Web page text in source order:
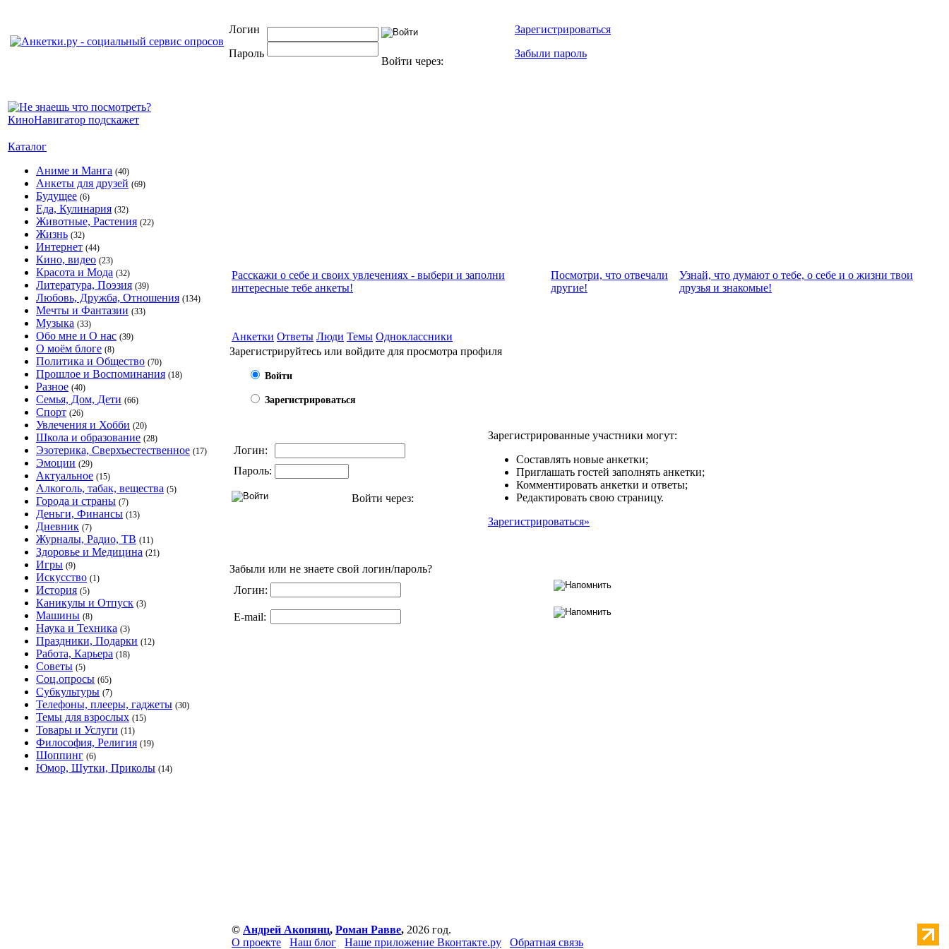
Логин
Пароль
Войти через:
Зарегистрироваться
Забыли пароль
Каталог
Аниме и Манга (40)
Анкеты для друзей (69)
Будущее (6)
Еда, Кулинария (32)
Животные, Растения (22)
Жизнь (32)
Интернет (44)
Кино, видео (23)
Красота и Мода (32)
Литература, Поэзия (39)
Любовь, Дружба, Отношения (134)
Мечты и Фантазии (33)
Музыка (33)
Обо мне и О нас (39)
О моём блоге (8)
Политика и Общество (70)
Прошлое и Воспоминания (18)
Разное (40)
Семья, Дом, Дети (66)
Спорт (26)
Увлечения и Хобби (20)
Школа и образование (28)
Эзотерика, Сверхъестественное (17)
Эмоции (29)
Актуальное (15)
Алкоголь, табак, вещества (5)
Города и страны (7)
Деньги, Финансы (13)
Дневник (7)
Журналы, Радио, ТВ (11)
Здоровье и Медицина (21)
Игры (9)
Искусство (1)
История (5)
Каникулы и Отпуск (3)
Машины (8)
Наука и Техника (3)
Праздники, Подарки (12)
Работа, Карьера (18)
Советы (5)
Соц.опросы (65)
Субкультуры (7)
Телефоны, плееры, гаджеты (30)
Темы для взрослых (15)
Товары и Услуги (11)
Философия, Религия (19)
Шоппинг (6)
Юмор, Шутки, Приколы (14)
Расскажи о себе и своих увлечениях - выбери и заполни
интересные тебе анкеты!
Посмотри, что отвeчали
другие!
Узнай, что думают о тебе, о себе и о жизни твои
друзья и знакомые!
Анкетки Ответы Люди Темы Одноклассники
Зарегистрируйтесь или войдите для просмотра профиля
Войти
Зарегистрироваться
Логин:
Пароль:
Войти через:
Зарегистрированные участники могут:
Составлять новые анкетки;
Приглашать гостей заполнять анкетки;
Комментировать анкетки и ответы;
Редактировать свою страницу.
Зарегистрироваться»
Забыли или не знаете свой логин/пароль?
Логин:
E-mail:
© Андрей Акопянц, Роман Равве, 2026 год.
О проекте
Наш блог Наше приложение Вконтакте.ру Обратная связь